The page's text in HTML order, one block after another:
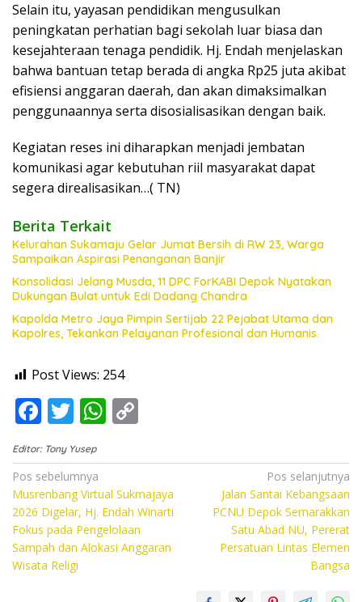
Selain itu, yayasan pendidikan mengusulkan
peningkatan perhatian bagi sekolah luar biasa dan
kesejahteraan tenaga pendidik. Hj. Endah menjelaskan
bahwa bantuan tetap berada di angka Rp25 juta akibat
efisiensi anggaran daerah, dan akan dimaksimalkan
penggunaannya serta disosialisasikan dengan baik.
Kegiatan reses ini diharapkan menjadi jembatan
komunikasi agar kebutuhan riil masyarakat dapat
segera direalisasikan…( TN)
Berita Terkait
Kelurahan Sukamaju Gelar Jumat Bersih di RW 23, Warga
Sampaikan Aspirasi Penanganan Banjir
Konsolidasi Jelang Musda, 11 DPC ForKABI Depok Nyatakan
Dukungan Bulat untuk Edi Dadang Chandra
Kapolda Metro Jaya Pimpin Sertijab 22 Pejabat Utama dan
Kapolres, Tekankan Pelayanan Profesional dan Humanis.
Post Views: 254
F
ac
e
b
o
o
k
T
w
itt
er
W
at
s
A
p
p
y
Li
n
k
Editor: Tony Yusep
Navigasi
pos
Pos sebelumnya
Musrenbang Virtual Sukmajaya
2026 Digelar, Hj. Endah Winarti
Fokus pada Pengelolaan
Sampah dan Alokasi Anggaran
Wisata Religi
Pos selanjutnya
Jalan Santai Kebangsaan
PCNU Depok Semarakkan
Satu Abad NU, Pererat
Persatuan Lintas Elemen
Bangsa